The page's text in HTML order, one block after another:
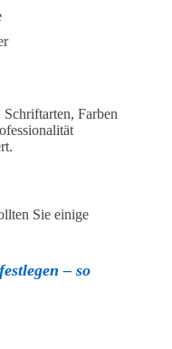
Farben
Sie einige
– so